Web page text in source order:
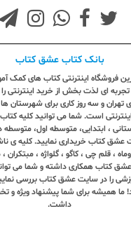
بانک کتاب عشق کتاب
فروشگاه اینترنتی کتاب های کمک
ای لذت بخش از خرید اینترنتی
برای تهران و سه روز کاری برای
است. شما می توانید کلیه
، ابتدایی، متوسطه اول، متوسطه
کتاب خریداری نمایید. کلیه ی
، قلم چی ، کاگو ، گلواژه ، مبتکران
عشق کتاب همکاری داشته و شما می
را در سایت عشق کتاب بررسی
ما همیشه برای شما پیشنهاد ویژه و
داشت.